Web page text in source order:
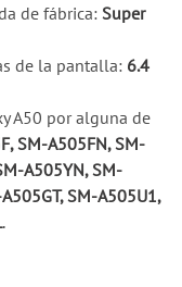
de fábrica: Super
de la pantalla: 6.4
A50 por alguna de
SM-A505FN, SM-
A505YN, SM-
SM-A505U1,
.